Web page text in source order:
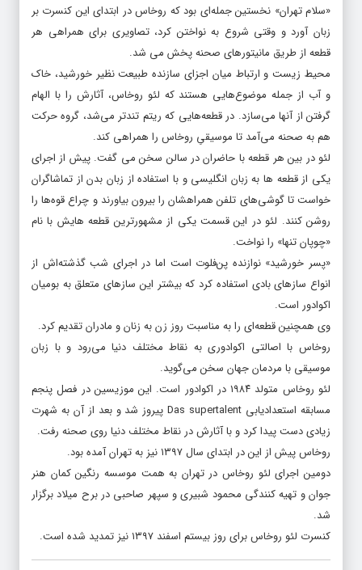
«سلام تهران» نخستین جمله‌ای بود که روخاس در ابتدای این کنسرت بر
زبان آورد و وقتی شروع به نواختن کرد، تصاویری برای همراهی هر
قطعه از طریق مانیتورهای صحنه پخش می شد.
محیط زیست و ارتباط میان اجزای سازنده طبیعت نظیر خورشید، خاک
و آب از جمله موضوع‌هایی هستند که لئو روخاس، آثارش را با الهام
گرفتن از آنها می‌سازد. در قطعه‌هایی که ریتم تندتر می‌شد، گروه حرکت
هم به صحنه می‌آمد تا موسیقیِ روخاس را همراهی کند.
لئو در بین هر قطعه با حاضران در سالن سخن می گفت. پیش از اجرای
یکی از قطعه ها به زبان انگلیسی و با استفاده از زبان بدن از تماشاگران
خواست تا گوشی‌های تلفن همراهشان را بیرون بیاورند و چراع قوه‌ها را
روشن کنند. لئو در این قسمت یکی از مشهورترین قطعه هایش با نام
«چوپان تنها» را نواخت.
«پسر خورشید» نوازنده پن‌فلوت است اما در اجرای شب گذشته‌اش از
انواع سازهای بادی استفاده کرد که بیشتر این سازهای متعلق به بومیان
اکوادور است.
وی همچنین قطعه‌ای را به مناسبت روز زن به زنان و مادران تقدیم کرد.
روخاس با اصالتی اکوادوری به نقاط مختلف دنیا می‌رود و با زبان
موسیقی با مردمان جهان سخن می‌گوید.
لئو روخاس متولد ۱۹۸۴ در اکوادور است. این موزیسین در فصل پنجم
مسابقه استعدادیابی Das supertalent پیروز شد و بعد از آن به شهرت
زیادی دست پیدا کرد و با آثارش در نقاط مختلف دنیا روی صحنه رفت.
روخاس پیش از این در ابتدای سال ۱۳۹۷ نیز به تهران آمده بود.
دومین اجرای لئو روخاس در تهران به همت موسسه رنگین کمان هنر
جوان و تهیه کنندگی محمود شبیری و سپهر صاحبی در برح میلاد برگزار
شد.
کنسرت لئو روخاس برای روز بیستم اسفند ۱۳۹۷ نیز تمدید شده است.